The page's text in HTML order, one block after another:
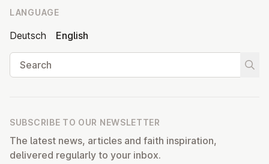
LANGUAGE
Deutsch
English
Search
SUBSCRIBE TO OUR NEWSLETTER
The latest news, articles and faith inspiration,
delivered regularly to your inbox.